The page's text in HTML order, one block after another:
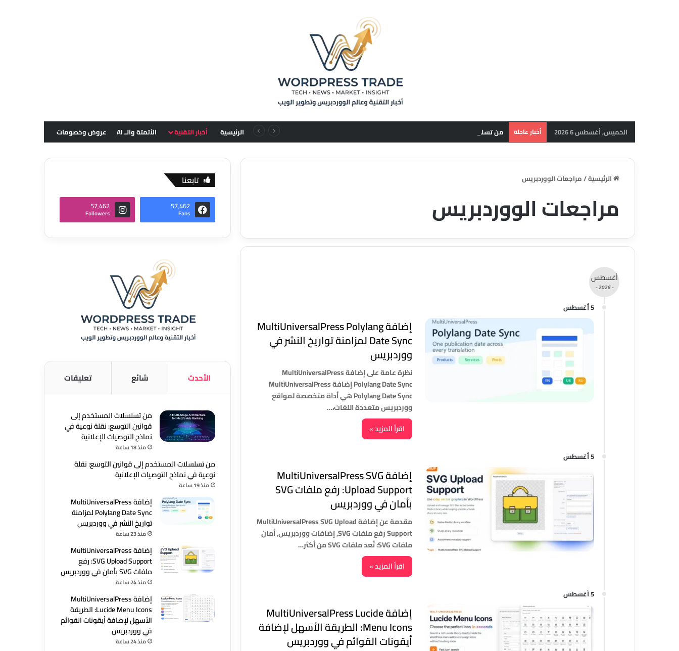
الخميس, أغسطس 6 2026 أخبار عاجلة الرئيسية أخبار التقنية الأتمتة والــ AI عروض وخصومات
الرئيسية/مراجعات الووردبريس
مراجعات الووردبريس
أغسطس
- 2026 -
5 أغسطس
إضافة MultiUniversalPress Polylang
Date Sync لمزامنة تواريخ النشر في
ووردبريس
نظرة عامة على إضافة MultiUniversalPress
Polylang Date Sync إضافة MultiUniversalPress
Polylang Date Sync هي أداة متخصصة لمواقع
ووردبريس متعددة اللغات،…
اقرأ المزيد »
5 أغسطس
إضافة MultiUniversalPress SVG
Upload Support: رفع ملفات SVG
بأمان في ووردبريس
مقدمة عن إضافة MultiUniversalPress SVG Upload
Support رفع ملفات SVG, إضافات ووردبريس, أمان
ملفات SVG: تُعد ملفات SVG من أكثر…
اقرأ المزيد »
5 أغسطس
إضافة MultiUniversalPress Lucide
Menu Icons: الطريقة الأسهل لإضافة
أيقونات القوائم في ووردبريس
تابعنا
57٬462
Fans
57٬462
Followers
الأحدث شائع تعليقات
من تسلسلات المستخدم إلى
قوانين التوسع: نقلة نوعية في
نماذج التوصيات الإعلانية
منذ 18 ساعة
من تسلسلات المستخدم إلى قوانين التوسع: نقلة
نوعية في نماذج التوصيات الإعلانية
منذ 19 ساعة
إضافة MultiUniversalPress
Polylang Date Sync لمزامنة
تواريخ النشر في ووردبريس
منذ 23 ساعة
إضافة MultiUniversalPress
SVG Upload Support: رفع
ملفات SVG بأمان في ووردبريس
منذ 24 ساعة
إضافة MultiUniversalPress
Lucide Menu Icons: الطريقة
الأسهل لإضافة أيقونات القوائم
في ووردبريس
منذ 24 ساعة